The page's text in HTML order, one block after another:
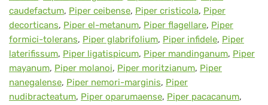
caudefactum, Piper ceibense, Piper cristicola, Piper
decorticans, Piper el-metanum, Piper flagellare, Piper
formici-tolerans, Piper glabrifolium, Piper infidele, Piper
laterifissum, Piper ligatispicum, Piper mandinganum, Piper
mayanum, Piper molanoi, Piper moritzianum, Piper
nanegalense, Piper nemori-marginis, Piper
nudibracteatum, Piper oparumaense, Piper pacacanum,